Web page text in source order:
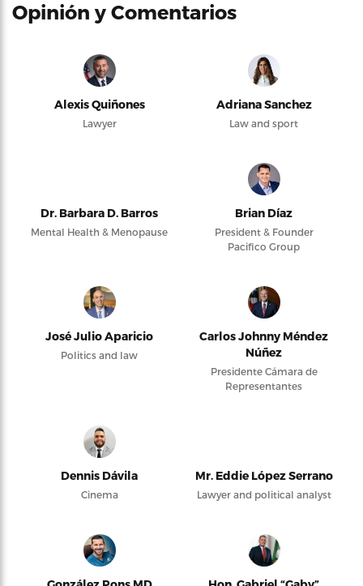
Opinión y Comentarios
Alexis Quiñones
Lawyer
Adriana Sanchez
Law and sport
Dr. Barbara D. Barros
Mental Health & Menopause
Brian Díaz
President & Founder
Pacifico Group
José Julio Aparicio
Politics and law
Carlos Johnny Méndez
Núñez
Presidente Cámara de
Representantes
Dennis Dávila
Cinema
Mr. Eddie López Serrano
Lawyer and political analyst